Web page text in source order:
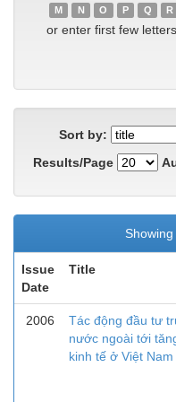
M
N O P Q R
or enter first few
Sort by:
Results/Page
Issue
Date
Title
2006
Tác động đầu tư
nước ngoài tới
kinh tế ở Việt Nam